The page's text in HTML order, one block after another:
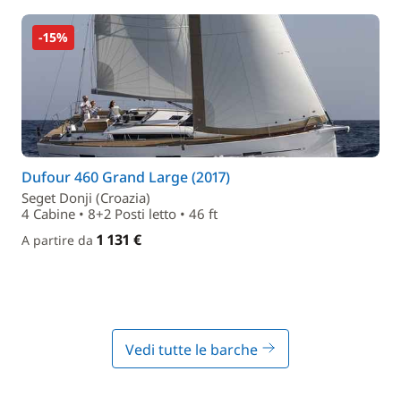
-15%
Dufour 460 Grand Large (2017)
Seget Donji (Croazia)
4 Cabine • 8+2 Posti letto • 46 ft
A partire da 1 131 €
Vedi tutte le barche